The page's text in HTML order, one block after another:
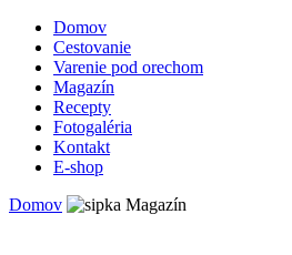
Domov
Cestovanie
Varenie pod orechom
Magazín
Recepty
Fotogaléria
Kontakt
E-shop
Domov
Magazín